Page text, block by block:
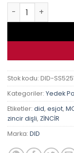
Honda Cb 650R
Stok kodu: DID-
Kategoriler: Yedek
Etiketler: did, esjot,
zincir dişli, ZİNCİR
Marka: DID